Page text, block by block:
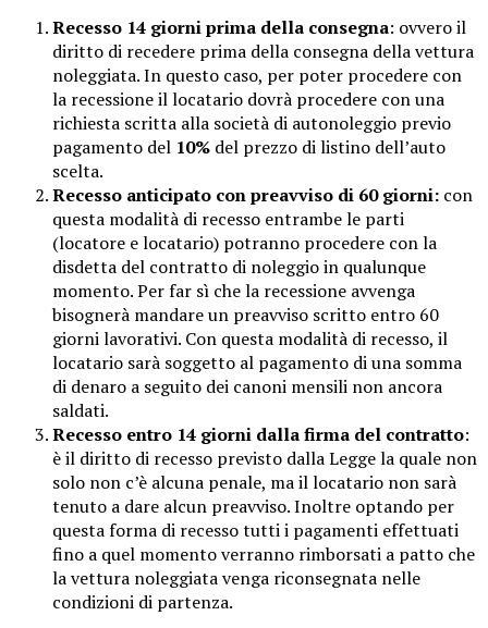
Recesso 14 giorni prima della consegna: ovvero il
diritto di recedere prima della consegna della vettura
noleggiata. In questo caso, per poter procedere con
la recessione il locatario dovrà procedere con una
richiesta scritta alla società di autonoleggio previo
pagamento del 10% del prezzo di listino dell’auto
scelta.
Recesso anticipato con preavviso di 60 giorni: con
questa modalità di recesso entrambe le parti
(locatore e locatario) potranno procedere con la
disdetta del contratto di noleggio in qualunque
momento. Per far sì che la recessione avvenga
bisognerà mandare un preavviso scritto entro 60
giorni lavorativi. Con questa modalità di recesso, il
locatario sarà soggetto al pagamento di una somma
di denaro a seguito dei canoni mensili non ancora
saldati.
Recesso entro 14 giorni dalla firma del contratto:
è il diritto di recesso previsto dalla Legge la quale non
solo non c’è alcuna penale, ma il locatario non sarà
tenuto a dare alcun preavviso. Inoltre optando per
questa forma di recesso tutti i pagamenti effettuati
fino a quel momento verranno rimborsati a patto che
la vettura noleggiata venga riconsegnata nelle
condizioni di partenza.